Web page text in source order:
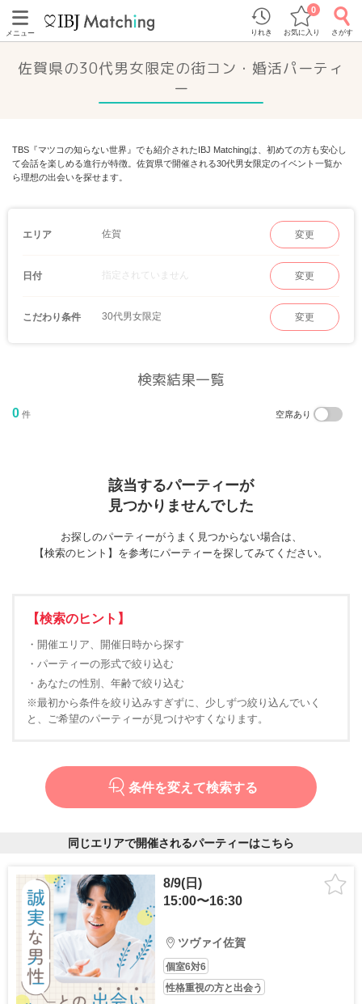
メニュー りれき お気に入り
0
さがす
佐賀県の30代男女限定の街コン・婚活パーティ
ー
TBS『マツコの知らない世界』でも紹介されたIBJ Matchingは、初めての方も安心し
て会話を楽しめる進行が特徴。佐賀県で開催される30代男女限定のイベント一覧か
ら理想の出会いを探せます。
エリア 佐賀 変更
日付 指定されていません 変更
こだわり条件 30代男女限定 変更
検索結果一覧
0 件 空席あり
該当するパーティーが
見つかりませんでした
お探しのパーティーがうまく見つからない場合は、
【検索のヒント】を参考にパーティーを探してみてください。
【検索のヒント】
・開催エリア、開催日時から探す
・パーティーの形式で絞り込む
・あなたの性別、年齢で絞り込む
※最初から条件を絞り込みすぎずに、少しずつ絞り込んでいく
と、ご希望のパーティーが見つけやすくなります。
条件を変えて検索する
同じエリアで開催されるパーティーはこちら
8/9(日)
15:00〜16:30
ツヴァイ佐賀
個室6対6
性格重視の方と出会う